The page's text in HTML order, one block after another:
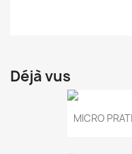
Déjà vus
MICRO